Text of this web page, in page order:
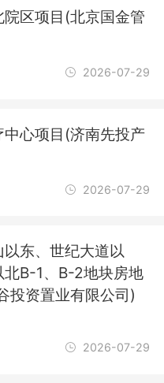
治理工程施工；民
建筑物拆除作业
电气安装服务；输
设施的安装、维修
建设工程监理；水
路管理与养护；路
市生活垃圾经营性
所经营。（依法须
件为准）一般项
规划设计管理；建
赁；公路水运工程
技术防范系统设计
筑砌块制造；建筑
区项目(北京国金管
2026-07-29
心项目(济南先投产
2026-07-29
东、世纪大道以
B-1、B-2地块房地
投资置业有限公司)
2026-07-29